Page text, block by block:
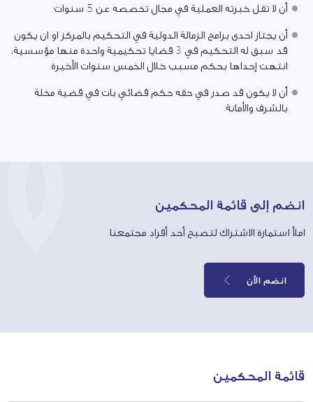
أن لا تقل خبرته العملية في مجال تخصصه عن 5 سنوات.
أن يجتاز احدى برامج الزمالة الدولية في التحكيم بالمركز او ان يكون
قد سبق له التحكيم في 3 قضايا تحكيمية واحدة منها مؤسسية،
انتهت إحداها بحكم مسبب خلال الخمس سنوات الأخيرة.
أن لا يكون قد صدر في حقه حكم قضائي بات في قضية مخلة
بالشرف والأمانة.
انضم إلى قائمة المحكمين
املأ استمارة الاشتراك لتصبح أحد أفراد مجتمعنا
انضم الآن
قائمة المحكمين